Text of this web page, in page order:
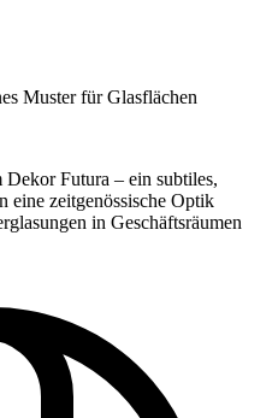
Muster für Glasflächen
Futura – ein subtiles,
eine zeitgenössische Optik
in Geschäftsräumen